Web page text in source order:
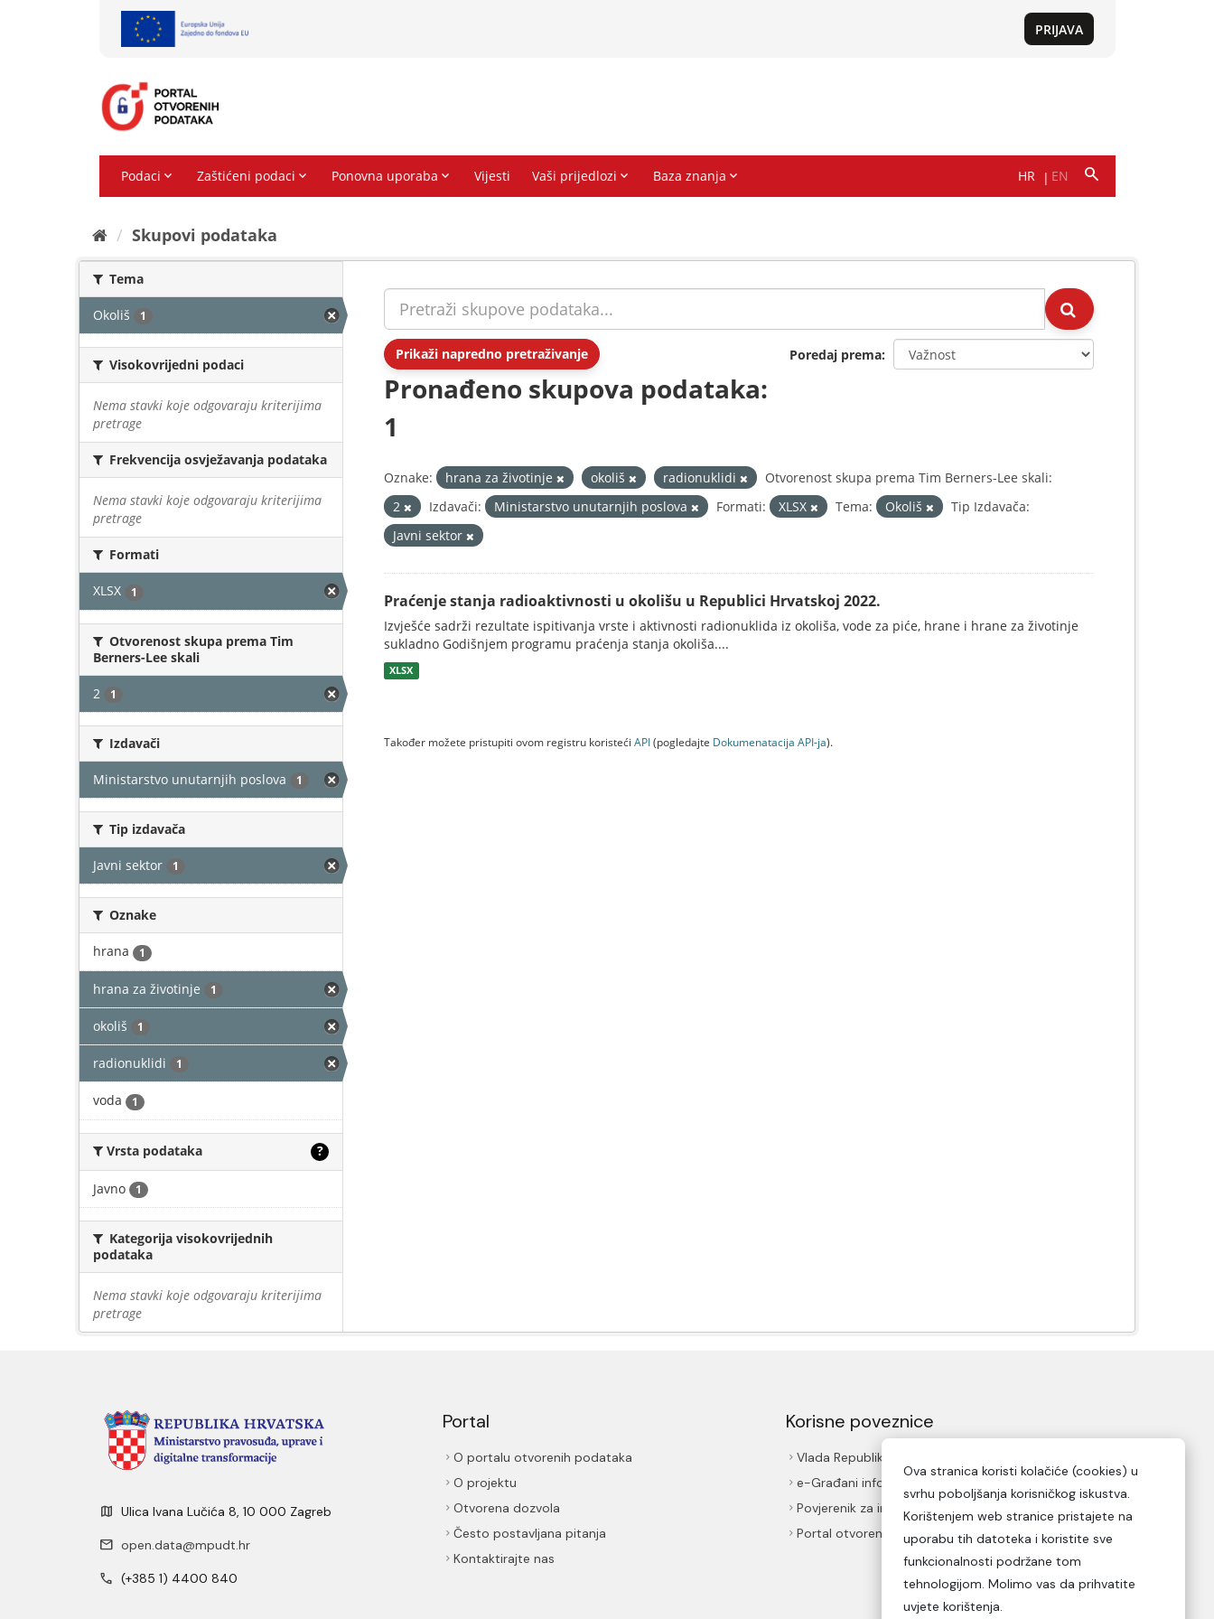
Skupovi podаtаkа
Tema
Okoliš 1
Visokovrijedni podaci
Nema stavki koje odgovaraju kriterijima
pretrage
Frekvencija osvježavanja podataka
Nema stavki koje odgovaraju kriterijima
pretrage
Formati
XLSX 1
Otvorenost skupa prema Tim
Berners-Lee skali
2 1
Izdavači
Ministarstvo unutarnjih poslova 1
Tip izdavača
Javni sektor 1
Oznake
hrana 1
hrana za životinje 1
okoliš 1
radionuklidi 1
voda 1
Vrsta podataka ?
Javno 1
Kategorija visokovrijednih
podataka
Nema stavki koje odgovaraju kriterijima
pretrage
Prikaži napredno pretraživanje Poredaj prema
Pronađeno skupova podataka:
1
Oznake: hrana za životinje okoliš radionuklidi
Otvorenost skupa prema Tim Berners-Lee skali:
2
Izdavači: Ministarstvo unutarnjih poslova Formati: XLSX Tema: Okoliš
Tip Izdavača:
Javni sektor
Praćenje stanja radioaktivnosti u okolišu u Republici Hrvatskoj 2022.
Izvješće sadrži rezultate ispitivanja vrste i aktivnosti radionuklida iz okoliša, vode za piće, hrane i hrane za životinje
sukladno Godišnjem programu praćenja stanja okoliša....
XLSX
Također možete pristupiti ovom registru koristeći API(pogledajte Dokumenаtаcijа API-jа).